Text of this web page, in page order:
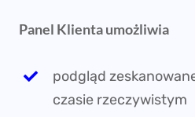
Panel Klienta umożliwia
podgląd
czasie rzeczywistym